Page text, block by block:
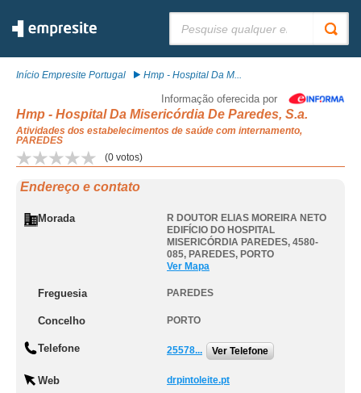
Início Empresite Portugal Hmp - Hospital Da M...
Informação oferecida por
Hmp - Hospital Da Misericórdia De Paredes, S.a.
Atividades dos estabelecimentos de saúde com internamento,
PAREDES
(0 votos)
Endereço e contato
Morada
R DOUTOR ELIAS MOREIRA NETO
EDIFÍCIO DO HOSPITAL
MISERICÓRDIA PAREDES, 4580-
085, PAREDES, PORTO
Ver Mapa
Freguesia PAREDES
Concelho PORTO
Telefone 25578... Ver Telefone
Web drpintoleite.pt